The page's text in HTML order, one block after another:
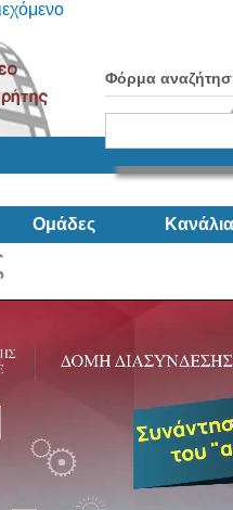
Φόρμα
Ομάδες Κανάλια